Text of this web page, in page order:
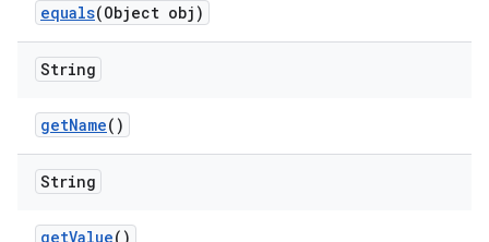
equals(Object obj)
String
getName()
String
getValue()